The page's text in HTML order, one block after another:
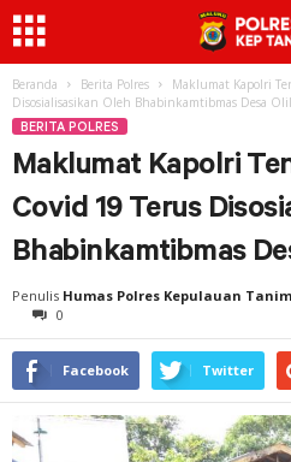
Beranda Berita Polres
Maklumat Kapolri
Disosialisasikan Oleh Bhabinkamtibmas Desa
BERITA POLRES
Maklumat Kapolri
Covid 19 Terus
Bhabinkamtibmas
Penulis Humas Polres Kepulauan
0
Facebook Twitter